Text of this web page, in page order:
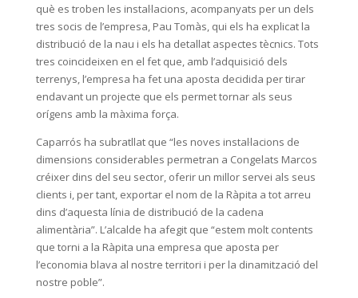
què es troben les instal·lacions, acompanyats per un dels
tres socis de l’empresa, Pau Tomàs, qui els ha explicat la
distribució de la nau i els ha detallat aspectes tècnics. Tots
tres coincideixen en el fet que, amb l’adquisició dels
terrenys, l’empresa ha fet una aposta decidida per tirar
endavant un projecte que els permet tornar als seus
orígens amb la màxima força.
Caparrós ha subratllat que “les noves instal·lacions de
dimensions considerables permetran a Congelats Marcos
créixer dins del seu sector, oferir un millor servei als seus
clients i, per tant, exportar el nom de la Ràpita a tot arreu
dins d’aquesta línia de distribució de la cadena
alimentària”. L’alcalde ha afegit que “estem molt contents
que torni a la Ràpita una empresa que aposta per
l’economia blava al nostre territori i per la dinamització del
nostre poble”.